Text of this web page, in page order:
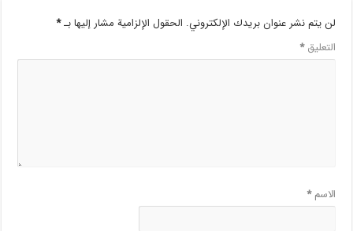
لن يتم نشر عنوان بريدك الإلكتروني. الحقول الإلزامية مشار إليها بـ*
التعليق*
الاسم*